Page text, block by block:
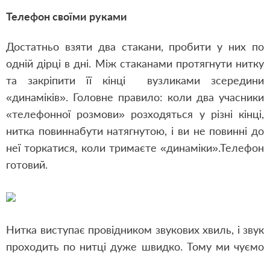
Телефон своїми руками
Достатньо взяти два стакани, пробити у них по
одній дірці в дні. Між стаканами протягнути нитку
та закріпити її кінці вузликами зсередини
«динаміків». Головне правило: коли два учасники
«телефонної розмови» розходяться у різні кінці,
нитка повиннабути натягнутою, і ви не повинні до
неї торкатися, коли тримаєте «динаміки».Телефон
готовий.
Нитка виступає провідником звукових хвиль, і звук
проходить по нитці дуже швидко. Тому ми чуємо